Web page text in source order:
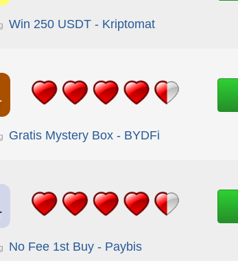
Win 250 USDT - Kriptomat
Gratis Mystery Box - BYDFi
No Fee 1st Buy - Paybis